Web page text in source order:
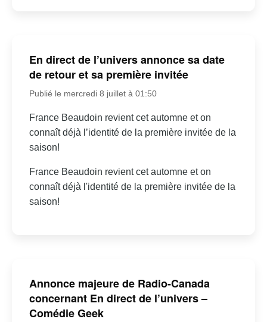
En direct de l’univers annonce sa date
de retour et sa première invitée
Publié le mercredi 8 juillet à 01:50
France Beaudoin revient cet automne et on
connaît déjà l’identité de la première invitée de la
saison!
France Beaudoin revient cet automne et on
connaît déjà l'identité de la première invitée de la
saison!
Annonce majeure de Radio-Canada
concernant En direct de l’univers –
Comédie Geek